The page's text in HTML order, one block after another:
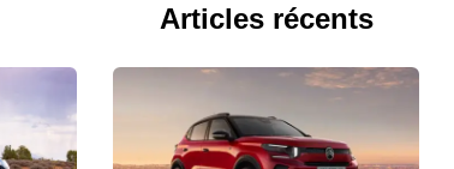
Articles récents